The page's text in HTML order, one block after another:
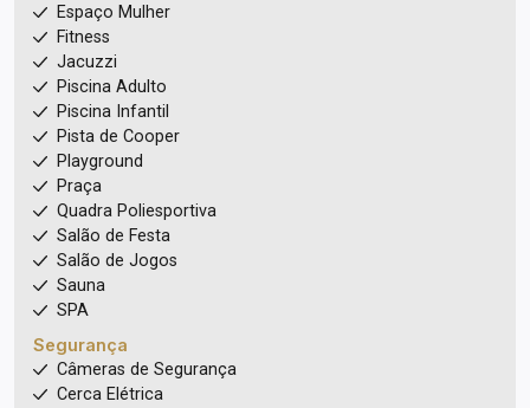
Espaço Mulher
Fitness
Jacuzzi
Piscina Adulto
Piscina Infantil
Pista de Cooper
Playground
Praça
Quadra Poliesportiva
Salão de Festa
Salão de Jogos
Sauna
SPA
Segurança
Câmeras de Segurança
Cerca Elétrica